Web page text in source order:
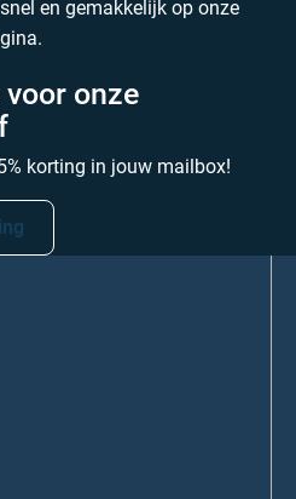
en gemakkelijk op onze
onze
korting in jouw mailbox!